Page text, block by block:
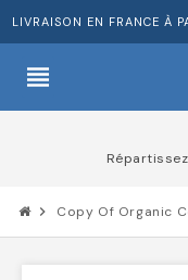
LIVRAISON EN FRANCE À
view_headline
chevron_right Copy Of Organic